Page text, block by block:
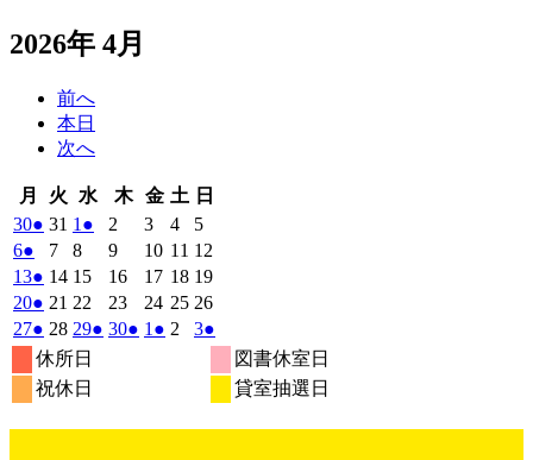
2026年 4月
前へ
本日
次へ
月
月
曜
日
火 火
曜
日
水
曜
日
木木
曜
日
金金
曜
日
土 土
曜
日
日
302026
年
3
月
30
日
● (1
件
の
イ
ベ
ン
ト)
31 2026
年
3
月
31
日
1 2026
4
月
1
日
●
件
の
イ
ベ
2 2026
年
4
月
2
日
32026
年
4
月
3
日
42026
年
4
月
4
日
52026
年
4
月
5
日
62026
年
4
月
6
日
●
件
の
イ
ベ
ン
ト)
72026
年
4
月
7
日
82026
年
4
月
8
日
92026
年
4
月
9
102026
年
月
10
11 2026
年
4
月
11
12
年
12
132026
年
4
月
13
日
● (1
件
の
イ
ベ
ン
142026
年
4
月
14
日
152026
4
月
162026
4
月
172026
年
月
182026
年
4
月
192026
年
月
202026
年
4
月
20
● (1
件
の
イ
ベ
21 2026
年
4
月
21
22 2026
年
232026
年
242026
年
252026
年
262026
年
4
月
272026
年
4
月
● (1
件
の
イ
ベ
282026
年
4
月
292026
● (1
ベ
302026
● (1
ベ
1 2026
● (1
ベ
2 2026
32026
年
5
●
件
の
イ
ベ
休所日
図書休室日
祝休日
貸室抽選日